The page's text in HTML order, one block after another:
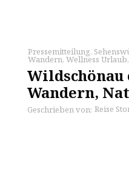
Pressemitteilung,
Wandern, Wellness Urlaub,
Wildschönau
Wandern,
Geschrieben von: Reise